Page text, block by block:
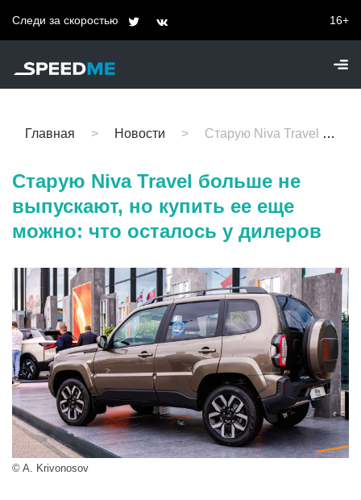
Следи за скоростью 16+
Главная Новости Старую Niva Travel больше не выпускают, но купить ее еще можно: что осталось у дилеров
Старую Niva Travel больше не
выпускают, но купить ее еще
можно: что осталось у дилеров
© A. Krivonosov